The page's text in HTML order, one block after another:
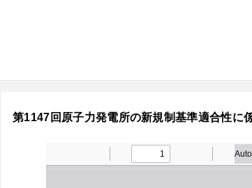
第1147回原子力発電所の新規制基準適合性に